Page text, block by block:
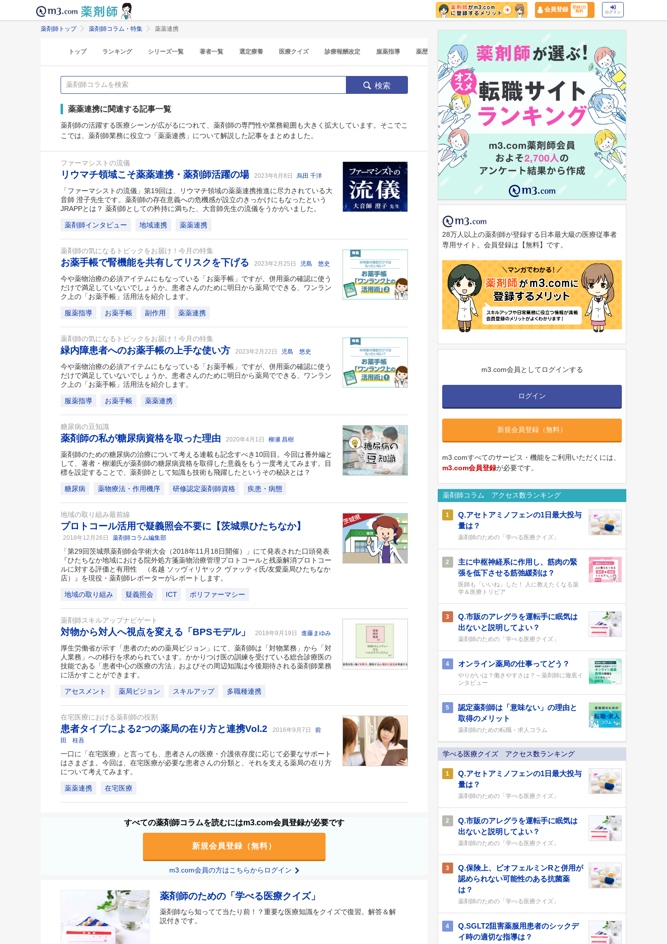
会員登録
登録1分
無料
ログイン
薬剤師トップ 薬剤師コラム・特集 薬薬連携
トップ ランキング シリーズ一覧 著者一覧 選定療養 医療クイズ 診療報酬改定 服薬指導 薬歴 マイナ保険証
検索
薬薬連携に関連する記事一覧
薬剤師の活躍する医療シーンが広がるにつれて、薬剤師の専門性や業務範囲も大きく拡大しています。そこでこ
こでは、薬剤師業務に役立つ「薬薬連携」について解説した記事をまとめました。
ファーマシストの流儀
リウマチ領域こそ薬薬連携・薬剤師活躍の場 2023年6月8日 烏田 千洋
「ファーマシストの流儀」第19回は、リウマチ領域の薬薬連携推進に尽力されている大
音師 澄子先生です。薬剤師の存在意義への危機感が設立のきっかけにもなったという
JRAPPとは？ 薬剤師としての矜持に満ちた、大音師先生の流儀をうかがいました。
薬剤師インタビュー 地域連携 薬薬連携
薬剤師の気になるトピックをお届け！今月の特集
お薬手帳で腎機能を共有してリスクを下げる 2023年2月25日 児島 悠史
今や薬物治療の必須アイテムにもなっている「お薬手帳」ですが、併用薬の確認に使う
だけで満足していないでしょうか。患者さんのために明日から薬局でできる、ワンラン
ク上の「お薬手帳」活用法を紹介します。
服薬指導 お薬手帳 副作用 薬薬連携
薬剤師の気になるトピックをお届け！今月の特集
緑内障患者へのお薬手帳の上手な使い方 2023年2月22日 児島 悠史
今や薬物治療の必須アイテムにもなっている「お薬手帳」ですが、併用薬の確認に使う
だけで満足していないでしょうか。患者さんのために明日から薬局でできる、ワンラン
ク上の「お薬手帳」活用法を紹介します。
服薬指導 お薬手帳 薬薬連携
糖尿病の豆知識
薬剤師の私が糖尿病資格を取った理由 2020年4月1日 柳瀬 昌樹
薬剤師のための糖尿病の治療について考える連載も記念すべき10回目。今回は番外編と
して、著者・柳瀬氏が薬剤師の糖尿病資格を取得した意義をもう一度考えてみます。目
標を設定することで、薬剤師として知識も技術も飛躍したというその秘訣とは？
糖尿病 薬物療法・作用機序 研修認定薬剤師資格 疾患・病態
地域の取り組み最前線
プロトコール活用で疑義照会不要に【茨城県ひたちなか】
2018年12月26日 薬剤師コラム編集部
「第29回茨城県薬剤師会学術大会（2018年11月18日開催）」にて発表された口頭発表
『ひたちなか地域における院外処方箋薬物治療管理プロトコールと残薬解消プロトコー
ルに対する評価と有用性 （名越 ソッヴィリヤック ヴァッティ氏/友愛薬局ひたちなか
店）』を現役・薬剤師レポーターがレポートします。
地域の取り組み 疑義照会 ICT ポリファーマシー
薬剤師スキルアップナビゲート
対物から対人へ視点を変える「BPSモデル」 2018年9月19日 進藤まゆみ
厚生労働省が示す「患者のための薬局ビジョン」にて、薬剤師は「対物業務」から「対
人業務」への移行を求められています。かかりつけ医の訓練を受けている総合診療医の
技能である「患者中心の医療の方法」およびその周辺知識は今後期待される薬剤師業務
に活かすことができます。
アセスメント 薬局ビジョン スキルアップ 多職種連携
在宅医療における薬剤師の役割
患者タイプによる2つの薬局の在り方と連携Vol.2 2016年9月7日
前
田 桂吾
一口に「在宅医療」と言っても、患者さんの医療・介護依存度に応じて必要なサポート
はさまざま。今回は、在宅医療が必要な患者さんの分類と、それを支える薬局の在り方
について考えてみます。
薬薬連携 在宅医療
すべての薬剤師コラムを読むにはm3.com会員登録が必要です
新規会員登録（無料）
m3.com会員の方はこちらからログイン
薬剤師のための「学べる医療クイズ」
薬剤師なら知ってて当たり前！？重要な医療知識をクイズで復習。解答＆解
説付きです。
28万人以上の薬剤師が登録する日本最大級の医療従事者
専用サイト。会員登録は【無料】です。
m3.com会員としてログインする
ログイン
新規会員登録（無料）
m3.comすべてのサービス・機能をご利用いただくには、
m3.com会員登録が必要です。
薬剤師コラム アクセス数ランキング
1
Q.アセトアミノフェンの1日最大投与
量は？
薬剤師のための「学べる医療クイズ」
2
主に中枢神経系に作用し、筋肉の緊
張を低下させる筋弛緩剤は？
医師も「いいね」した！ 人に教えたくなる薬
学＆医療トリビア
3
Q.市販のアレグラを運転手に眠気は
出ないと説明してよい？
薬剤師のための「学べる医療クイズ」
4 オンライン薬局の仕事ってどう？
やりがいは？働きやすさは？～薬剤師に徹底イ
ンタビュー
5
認定薬剤師は「意味ない」の理由と
取得のメリット
薬剤師のための転職・求人コラム
学べる医療クイズ アクセス数ランキング
1
Q.アセトアミノフェンの1日最大投与
量は？
薬剤師のための「学べる医療クイズ」
2
Q.市販のアレグラを運転手に眠気は
出ないと説明してよい？
薬剤師のための「学べる医療クイズ」
3
Q.保険上、ビオフェルミンRと併用が
認められない可能性のある抗菌薬
は？
薬剤師のための「学べる医療クイズ」
4
Q.SGLT2阻害薬服用患者のシックデ
イ時の適切な指導は？